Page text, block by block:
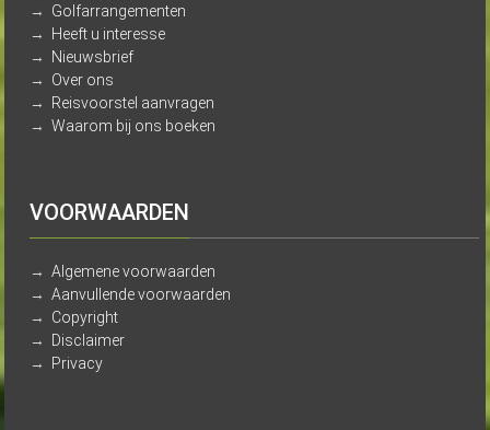
→ Golfarrangementen
→ Heeft u interesse
→ Nieuwsbrief
→ Over ons
→ Reisvoorstel aanvragen
→Waarom bij ons boeken
VOORWAARDEN
→Algemene voorwaarden
→Aanvullende voorwaarden
→ Copyright
→ Disclaimer
→ Privacy